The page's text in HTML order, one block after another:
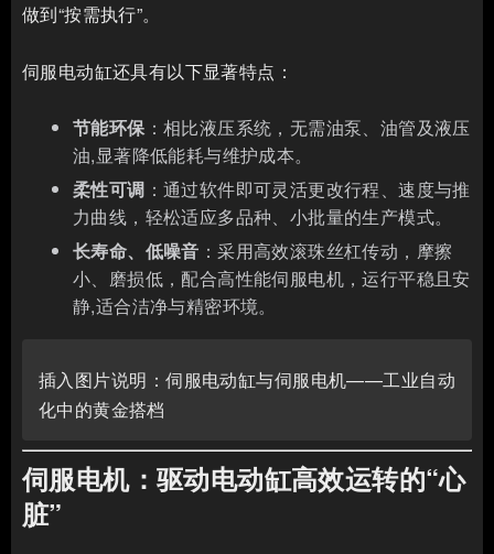
做到“按需执行”。
伺服电动缸还具有以下显著特点：
节能环保：相比液压系统，无需油泵、油管及液压
油,显著降低能耗与维护成本。
柔性可调 ：通过软件即可灵活更改行程、速度与推
力曲线，轻松适应多品种、小批量的生产模式。
长寿命、低噪音 ：采用高效滚珠丝杠传动，摩擦
小、磨损低，配合高性能伺服电机，运行平稳且安
静,适合洁净与精密环境。
插入图片说明：伺服电动缸与伺服电机——工业自动
化中的黄金搭档
伺服电机：驱动电动缸高效运转的“心
脏”